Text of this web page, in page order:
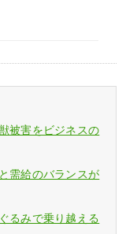
被害をビジネスの
需給のバランスが
るみで乗り越える